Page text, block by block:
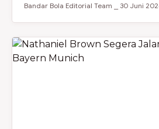
Bandar Bola Editorial Team ⎯ 30 Juni